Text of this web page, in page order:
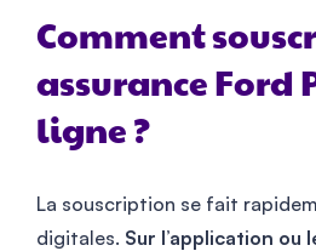
Comment
assurance Ford
ligne ?
La souscription se fait
digitales. Sur l’application ou